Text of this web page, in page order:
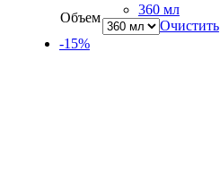
Объем
360 мл
Очистить
-15%